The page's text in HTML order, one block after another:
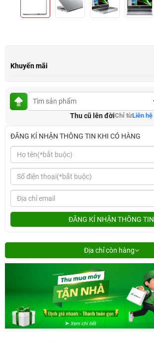
Khuyến mãi
Thu cũ lên đờiChỉ từLiên hệ
ĐĂNG KÍ NHẬN THÔNG TIN KHI CÓ HÀNG
ĐĂNG KÍ NHẬN THÔNG TIN
Địa chỉ còn hàng